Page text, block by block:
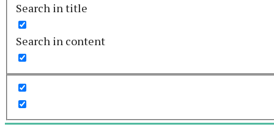
Search in title
Search in content